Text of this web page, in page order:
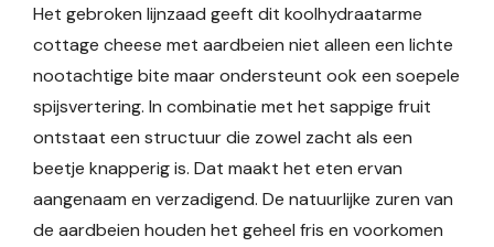
Het gebroken lijnzaad geeft dit koolhydraatarme
cottage cheese met aardbeien niet alleen een lichte
nootachtige bite maar ondersteunt ook een soepele
spijsvertering. In combinatie met het sappige fruit
ontstaat een structuur die zowel zacht als een
beetje knapperig is. Dat maakt het eten ervan
aangenaam en verzadigend. De natuurlijke zuren van
de aardbeien houden het geheel fris en voorkomen